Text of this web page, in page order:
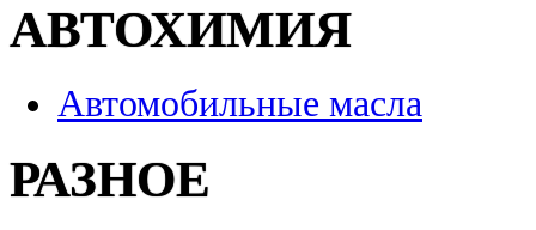
АВТОХИМИЯ
Автомобильные масла
РАЗНОЕ